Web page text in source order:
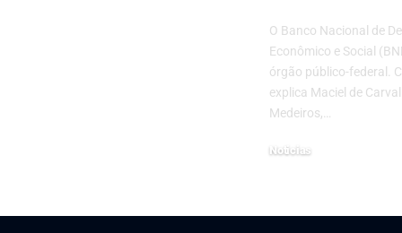
O Banco Nacional de
Econômico e Social
órgão público-federal.
explica Maciel de
Medeiros,…
Noticias